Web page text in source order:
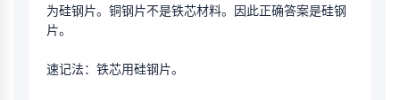
为硅钢片。铜钢片不是铁芯材料。因此正确答案是硅钢
片。
速记法：铁芯用硅钢片。